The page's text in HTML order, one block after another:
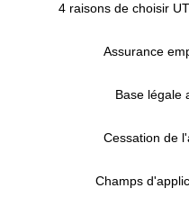
4 raisons de choisir
Assurance
Base légale
Cessation de
Champs